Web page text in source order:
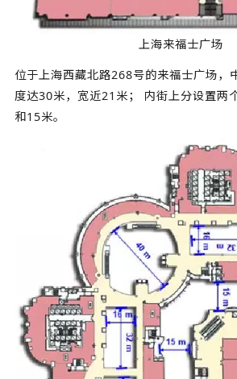
上海来福士广场
位于上海西藏北路268号的来福士广场，
度达30米，宽近21米； 内街上分设置两
和15米。